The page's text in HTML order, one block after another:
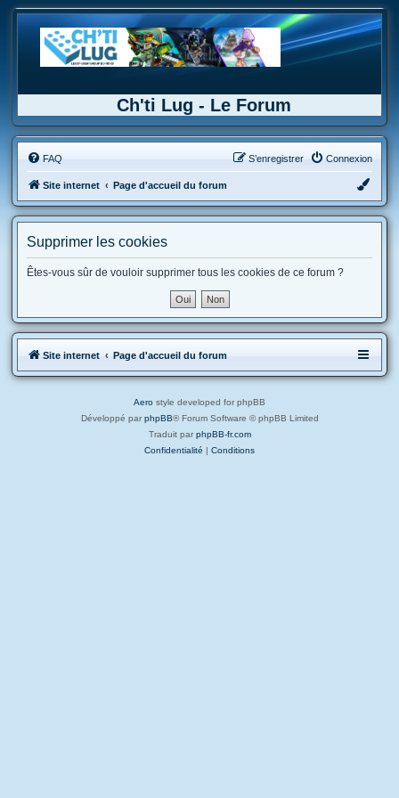
Ch'ti Lug - Le Forum
FAQ Connexion
S’enregistrer
Site internet Page d'accueil du forum
Supprimer les cookies
Êtes-vous sûr de vouloir supprimer tous les cookies de ce forum ?
Site internet Page d'accueil du forum
Aero style developed for phpBB
Développé par phpBB® Forum Software © phpBB Limited
Traduit par phpBB-fr.com
Confidentialité | Conditions